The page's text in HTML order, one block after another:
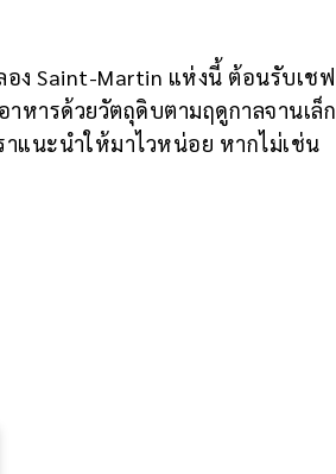
ง Saint-Martin แห่งนี้ ต้อนรับเชฟ
หารด้วยวัตถุดิบตามฤดูกาลจานเล็ก
แนะนำให้มาไวหน่อย หากไม่เช่น